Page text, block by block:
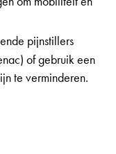
pijnstillers
of gebruik een
te verminderen.